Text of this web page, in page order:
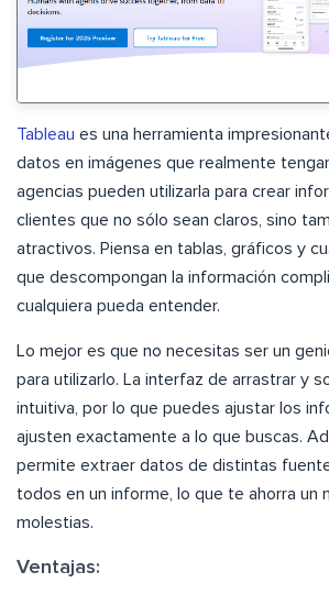
Tableau es una herramienta
datos en imágenes que realmente
agencias pueden utilizarla para crear
clientes que no sólo sean claros, sino
atractivos. Piensa en tablas, gráficos y
que descompongan la información
cualquiera pueda entender.
Lo mejor es que no necesitas ser un
para utilizarlo. La interfaz de arrastrar y
intuitiva, por lo que puedes ajustar los
ajusten exactamente a lo que buscas.
permite extraer datos de distintas
todos en un informe, lo que te ahorra un
molestias.
Ventajas: